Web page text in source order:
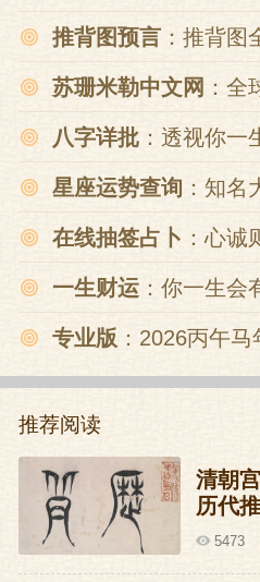
推背图预言 ：推背图
苏珊米勒中文网 ：全
八字详批 ：透视你一
星座运势查询 ：知
在线抽签占卜 ：心诚
一生财运 ：你一生会
专业版 ：2026丙午
推荐阅读
清朝
历代
5473